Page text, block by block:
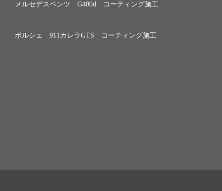
メルセデスベンツ G400d コーティング施工
ポルシェ 911カレラGTS コーティング施工